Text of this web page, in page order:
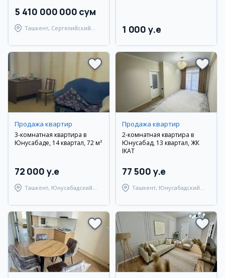
5 410 000 000 сум
Ташкент, Сергелийский
1 000 y.e
Продажа квартир
3-комнатная квартира в
Юнусабаде, 14 квартал, 72 м²
72 000 y.e
Ташкент, Юнусабадский
Продажа квартир
2-комнатная квартира в
Юнусабад, 13 квартал, ЖК
IKAT
77 500 y.e
Ташкент, Юнусабадский